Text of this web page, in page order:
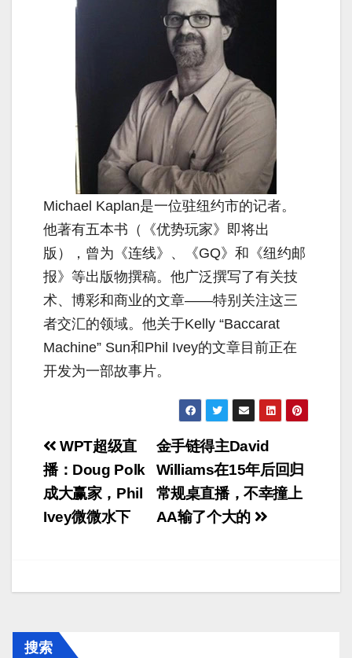
Michael Kaplan是一位驻纽约市的记者。
他著有五本书（《优势玩家》即将出
版），曾为《连线》、《GQ》和《纽约邮
报》等出版物撰稿。他广泛撰写了有关技
术、博彩和商业的文章——特别关注这三
者交汇的领域。他关于Kelly “Baccarat
Machine” Sun和Phil Ivey的文章目前正在
开发为一部故事片。
文
章
导
航
金手链得主David
Williams在15年后回归
常规桌直播，不幸撞上
AA输了个大的
WPT超级直
播：Doug Polk
成大赢家，Phil
Ivey微微水下
搜索